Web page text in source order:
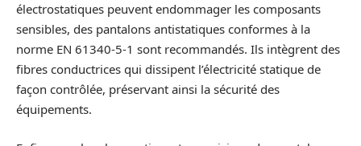
électrostatiques peuvent endommager les composants
sensibles, des pantalons antistatiques conformes à la
norme EN 61340-5-1 sont recommandés. Ils intègrent des
fibres conductrices qui dissipent l’électricité statique de
façon contrôlée, préservant ainsi la sécurité des
équipements.